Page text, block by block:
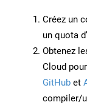
Créez un
un quota
Obtenez
Cloud
GitHub et
compiler/